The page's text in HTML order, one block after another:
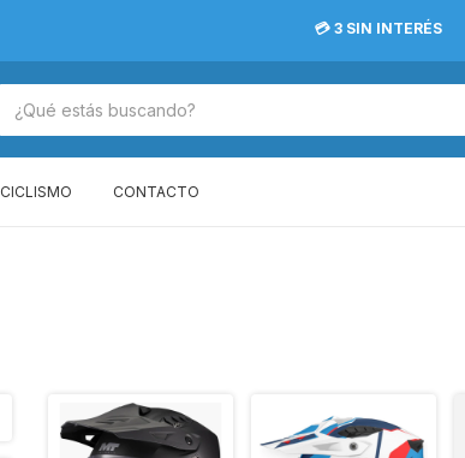
💳 3 SIN INTERÉS
CICLISMO CONTACTO